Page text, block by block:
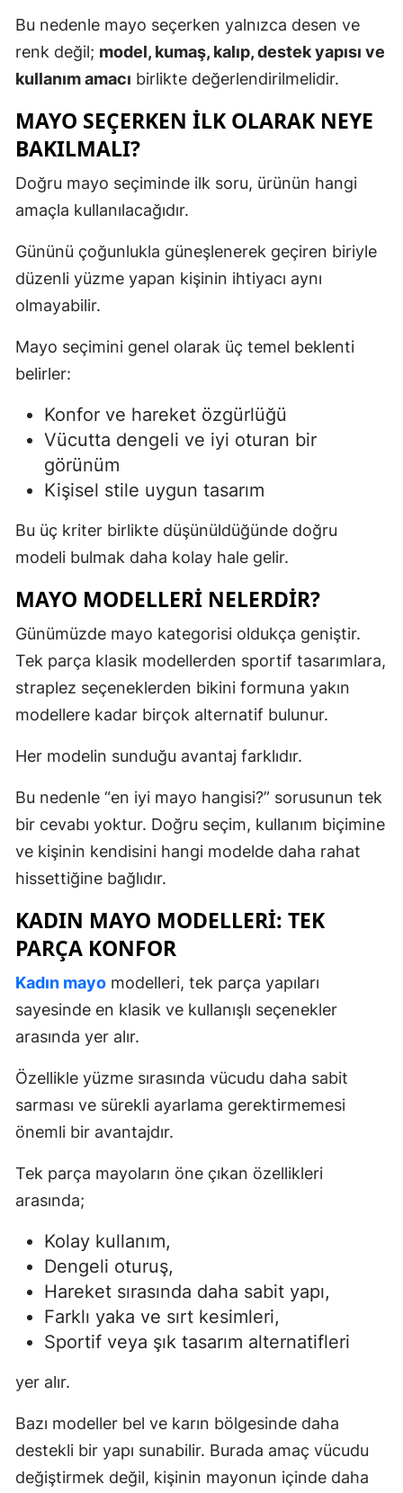
Bu nedenle mayo seçerken yalnızca desen ve
renk değil; model, kumaş, kalıp, destek yapısı ve
kullanım amacı birlikte değerlendirilmelidir.
MAYO SEÇERKEN İLK OLARAK NEYE
BAKILMALI?
Doğru mayo seçiminde ilk soru, ürünün hangi
amaçla kullanılacağıdır.
Gününü çoğunlukla güneşlenerek geçiren biriyle
düzenli yüzme yapan kişinin ihtiyacı aynı
olmayabilir.
Mayo seçimini genel olarak üç temel beklenti
belirler:
Konfor ve hareket özgürlüğü
Vücutta dengeli ve iyi oturan bir
görünüm
Kişisel stile uygun tasarım
Bu üç kriter birlikte düşünüldüğünde doğru
modeli bulmak daha kolay hale gelir.
MAYO MODELLERI NELERDIR?
Günümüzde mayo kategorisi oldukça geniştir.
Tek parça klasik modellerden sportif tasarımlara,
straplez seçeneklerden bikini formuna yakın
modellere kadar birçok alternatif bulunur.
Her modelin sunduğu avantaj farklıdır.
Bu nedenle “en iyi mayo hangisi?” sorusunun tek
bir cevabı yoktur. Doğru seçim, kullanım biçimine
ve kişinin kendisini hangi modelde daha rahat
hissettiğine bağlıdır.
KADIN MAYO MODELLERI: TEK
PARÇA KONFOR
Kadın mayo modelleri, tek parça yapıları
sayesinde en klasik ve kullanışlı seçenekler
arasında yer alır.
Özellikle yüzme sırasında vücudu daha sabit
sarması ve sürekli ayarlama gerektirmemesi
önemli bir avantajdır.
Tek parça mayoların öne çıkan özellikleri
arasında;
Kolay kullanım,
Dengeli oturuş,
Hareket sırasında daha sabit yapı,
Farklı yaka ve sırt kesimleri,
Sportif veya şık tasarım alternatifleri
yer alır.
Bazı modeller bel ve karın bölgesinde daha
destekli bir yapı sunabilir. Burada amaç vücudu
değiştirmek değil, kişinin mayonun içinde daha